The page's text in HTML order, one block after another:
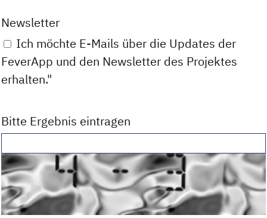
Newsletter
FeverApp und den Newsletter des Projektes
erhalten."
Bitte Ergebnis eintragen